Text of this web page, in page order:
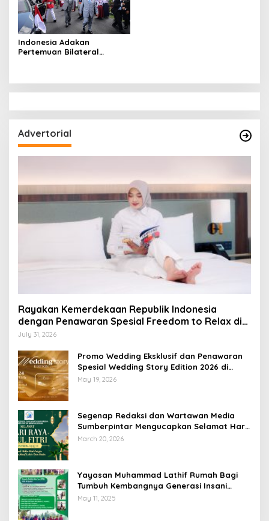
Indonesia Adakan
Pertemuan Bilateral
Advertorial
Rayakan Kemerdekaan Republik Indonesia
dengan Penawaran Spesial Freedom to Relax di
Holiday Inn Lampung Bukit Randu
July 31, 2026
Promo Wedding Eksklusif dan Penawaran
Spesial Wedding Story Edition 2026 di
Swiss-Belhotel Lampung
May 19, 2026
Segenap Redaksi dan Wartawan Media
Sumberpintar Mengucapkan Selamat Hari
Raya Idul Fitri 1447 Hijriyah / 2026 M
March 20, 2026
Yayasan Muhammad Lathif Rumah Bagi
Tumbuh Kembangnya Generasi Insani
Cerdas dan Berkarakter
May 11, 2025